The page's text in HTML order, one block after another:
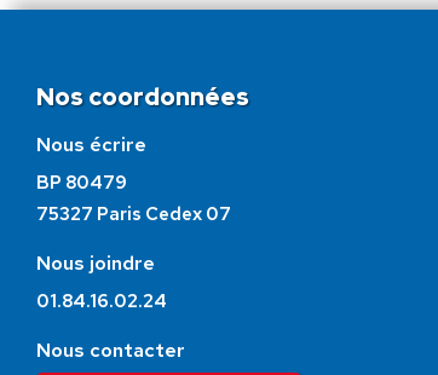
Nos coordonnées
Nous écrire
BP 80479
75327 Paris Cedex 07
Nous joindre
01.84.16.02.24
Nous contacter